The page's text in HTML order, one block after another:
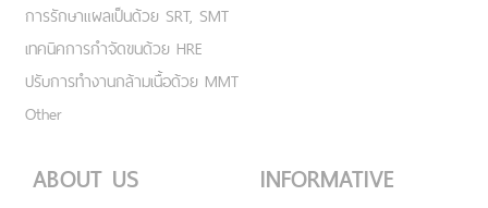
การรักษาแผลเป็นด้วย SRT, SMT
เทคนิคการกำจัดขนด้วย HRE
ปรับการทำงานกล้ามเนื้อด้วย MMT
Other
ABOUT US INFORMATIVE